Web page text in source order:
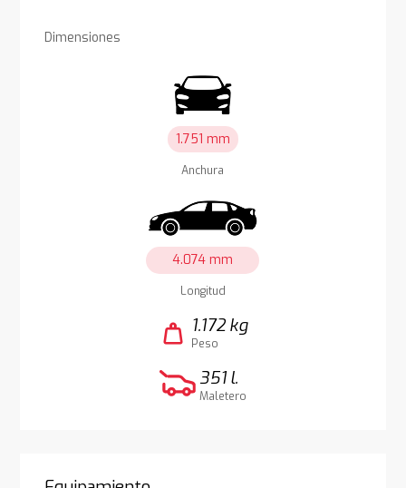
Dimensiones
1.751 mm
Anchura
4.074 mm
Longitud
weight 1.172 kg
Peso
351 l.
Maletero